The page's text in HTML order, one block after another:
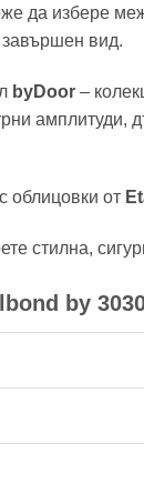
да избере
вид.
byDoor –
амплитуди,
облицовки от
стилна,
by